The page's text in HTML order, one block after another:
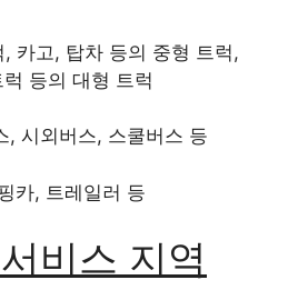
, 카고, 탑차 등의 중형 트럭,
등의 대형 트럭
, 시외버스, 스쿨버스 등
카, 트레일러 등
비스 지역